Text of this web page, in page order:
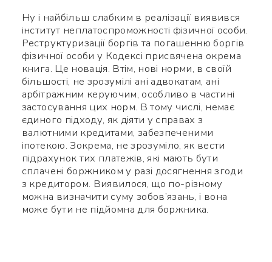
Ну і найбільш слабким в реалізації виявився
інститут неплатоспроможності фізичної особи.
Реструктуризації боргів та погашенню боргів
фізичної особи у Кодексі присвячена окрема
книга. Це новація. Втім, нові норми, в своїй
більшості, не зрозумілі ані адвокатам, ані
арбітражним керуючим, особливо в частині
застосування цих норм. В тому числі, немає
єдиного підходу, як діяти у справах з
валютними кредитами, забезпеченими
іпотекою. Зокрема, не зрозуміло, як вести
підрахунок тих платежів, які мають бути
сплачені боржником у разі досягнення згоди
з кредитором. Виявилося, що по-різному
можна визначити суму зобов’язань, і вона
може бути не підйомна для боржника.